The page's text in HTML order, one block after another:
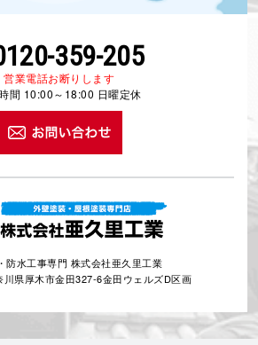
359-205
営業電話お断りします
間 10:00～18:00 日曜定休
防水工事専門 株式会社亜久里工業
県厚木市金田327-6金田ウェルズD区画